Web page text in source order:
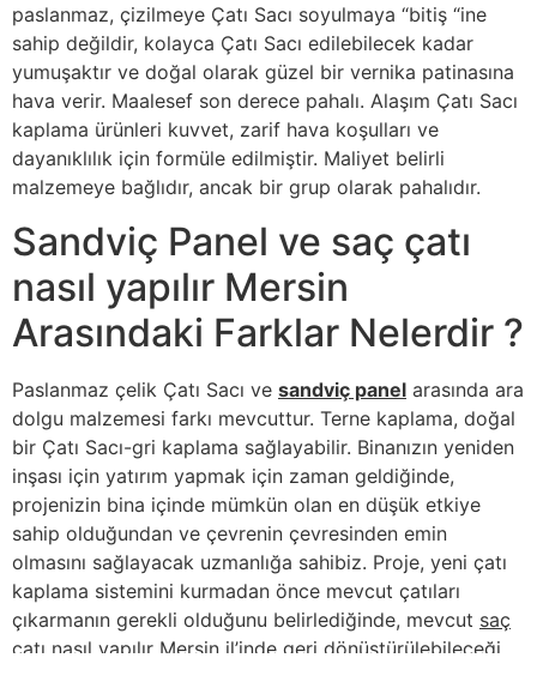
paslanmaz, çizilmeye Çatı Sacı soyulmaya “bitiş “ine
sahip değildir, kolayca Çatı Sacı edilebilecek kadar
yumuşaktır ve doğal olarak güzel bir vernika patinasına
hava verir. Maalesef son derece pahalı. Alaşım Çatı Sacı
kaplama ürünleri kuvvet, zarif hava koşulları ve
dayanıklılık için formüle edilmiştir. Maliyet belirli
malzemeye bağlıdır, ancak bir grup olarak pahalıdır.
Sandviç Panel ve saç çatı
nasıl yapılır Mersin
Arasındaki Farklar Nelerdir ?
Paslanmaz çelik Çatı Sacı ve sandviç panel arasında ara
dolgu malzemesi farkı mevcuttur. Terne kaplama, doğal
bir Çatı Sacı-gri kaplama sağlayabilir. Binanızın yeniden
inşası için yatırım yapmak için zaman geldiğinde,
projenizin bina içinde mümkün olan en düşük etkiye
sahip olduğundan ve çevrenin çevresinden emin
olmasını sağlayacak uzmanlığa sahibiz. Proje, yeni çatı
kaplama sistemini kurmadan önce mevcut çatıları
çıkarmanın gerekli olduğunu belirlediğinde, mevcut saç
çatı nasıl yapılır Mersin il’inde geri dönüştürülebileceği